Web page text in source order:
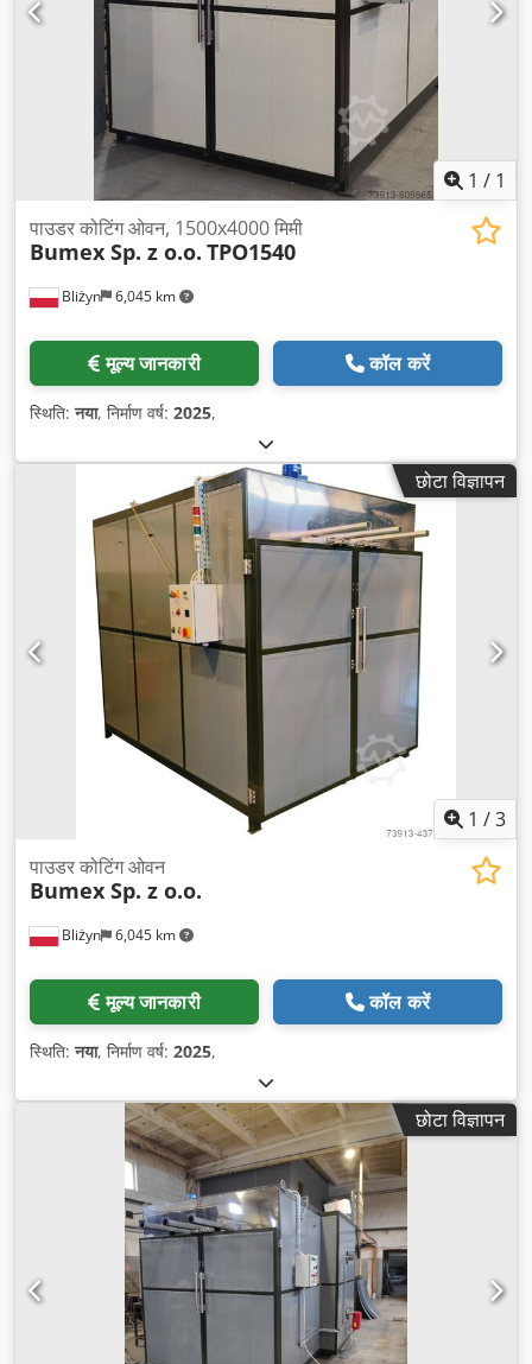
1 / 1
Bliżyn 6,045 km
पाउडर कोटिंग ओवन, 1500x4000 मिमी
Bumex Sp. z o.o. TPO1540
मूल्य जानकारी कॉल करें
स्थिति:नया, निर्माण वर्ष: 2025,
छोटा विज्ञापन
1 /3
Bliżyn 6,045 km
पाउडर कोटिंग ओवन
Bumex Sp. z o.o.
मूल्य जानकारी कॉल करें
स्थिति:नया, निर्माण वर्ष: 2025,
छोटा विज्ञापन